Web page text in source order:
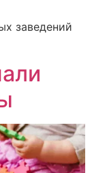
заведений